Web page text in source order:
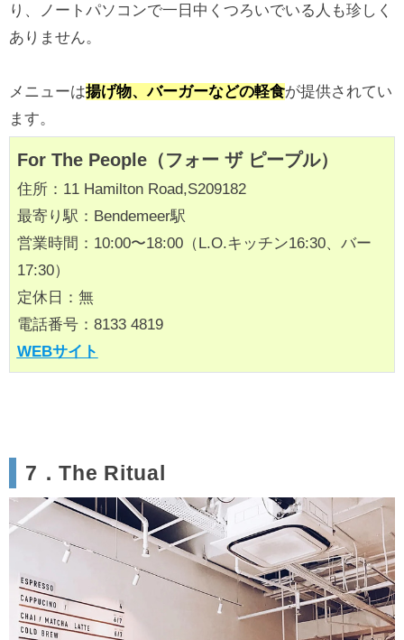
り、ノートパソコンで一日中くつろいでいる人も珍しく
ありません。
メニューは揚げ物、バーガーなどの軽食が提供されてい
ます。
For The People（フォー ザ ピープル）
住所：11 Hamilton Road,S209182
最寄り駅：Bendemeer駅
営業時間：10:00〜18:00（L.O.キッチン16:30、バー
17:30）
定休日：無
電話番号：8133 4819
WEBサイト
7．The Ritual